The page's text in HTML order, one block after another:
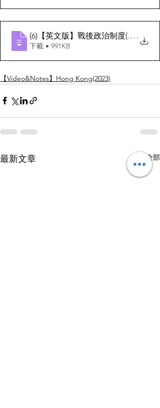
(6)【英文版】戰後政治制度(1945-1967)
.
下載 • 991KB
【Video&Notes】Hong Kong(2023)
最新文章 查看全部